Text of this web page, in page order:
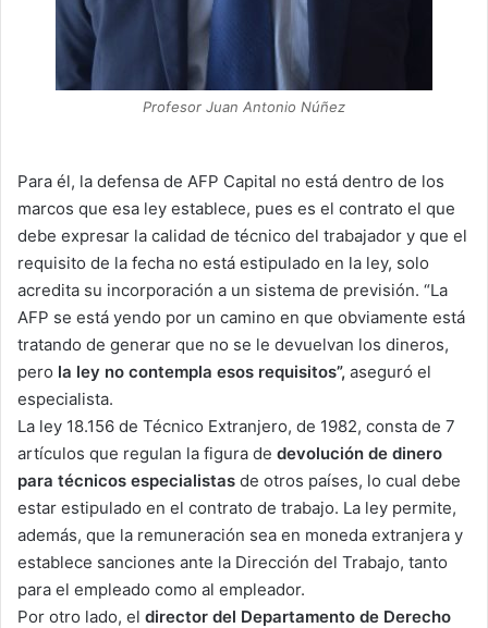
Profesor Juan Antonio Núñez
Para él, la defensa de AFP Capital no está dentro de los
marcos que esa ley establece, pues es el contrato el que
debe expresar la calidad de técnico del trabajador y que el
requisito de la fecha no está estipulado en la ley, solo
acredita su incorporación a un sistema de previsión. “La
AFP se está yendo por un camino en que obviamente está
tratando de generar que no se le devuelvan los dineros,
pero la ley no contempla esos requisitos”, aseguró el
especialista.
La ley 18.156 de Técnico Extranjero, de 1982, consta de 7
artículos que regulan la figura de devolución de dinero
para técnicos especialistas de otros países, lo cual debe
estar estipulado en el contrato de trabajo. La ley permite,
además, que la remuneración sea en moneda extranjera y
establece sanciones ante la Dirección del Trabajo, tanto
para el empleado como al empleador.
Por otro lado, el director del Departamento de Derecho